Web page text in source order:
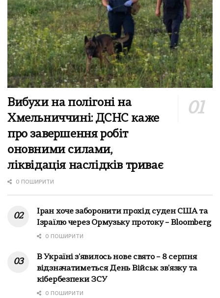
Вибухи на полігоні на
Хмельниччині: ДСНС каже
про завершення робіт
оновними силами,
ліквідація наслідків триває
0 ПОШИРИТИ
Іран хоче заборонити прохід суден США та
Ізраїлю через Ормузьку протоку – Bloomberg
0 ПОШИРИТИ
В Україні з'явилось нове свято – 8 серпня
відзначатиметься День Військ зв'язку та
кібербезпеки ЗСУ
0 ПОШИРИТИ